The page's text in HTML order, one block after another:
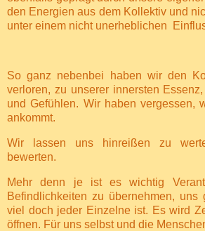
den Energien aus dem Kollektiv und
unter einem nicht unerheblichen
So ganz nebenbei haben wir den
verloren, zu unserer innersten
und Gefühlen. Wir haben vergessen,
ankommt.
Wir lassen uns hinreißen zu
bewerten.
Mehr denn je ist es wichtig
Befindlichkeiten zu übernehmen, uns
viel doch jeder Einzelne ist. Es wird
öffnen. Für uns selbst und die